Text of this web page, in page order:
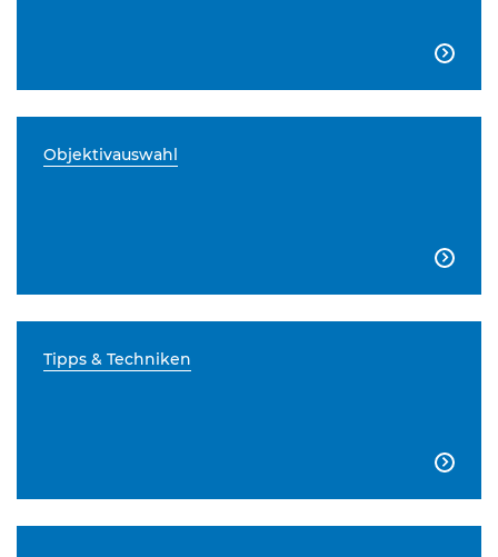

Objektivauswahl

Tipps & Techniken
